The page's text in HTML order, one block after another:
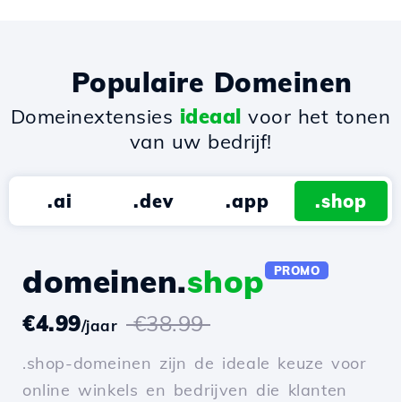
Populaire Domeinen
Domeinextensies ideaal voor het tonen
van uw bedrijf!
.ai .dev .app .shop
domeinen.shop PROMO
€4.99/jaar €38.99
.shop-domeinen zijn de ideale keuze voor
online winkels en bedrijven die klanten